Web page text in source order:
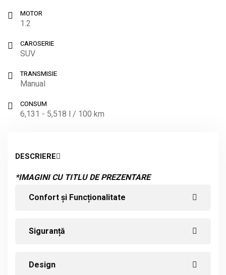
MOTOR
1.2
CAROSERIE
SUV
TRANSMISIE
Manual
CONSUM
6,131 - 5,518 l / 100 km
DESCRIERE
*IMAGINI CU TITLU DE PREZENTARE
Confort și Funcționalitate
Siguranță
Design